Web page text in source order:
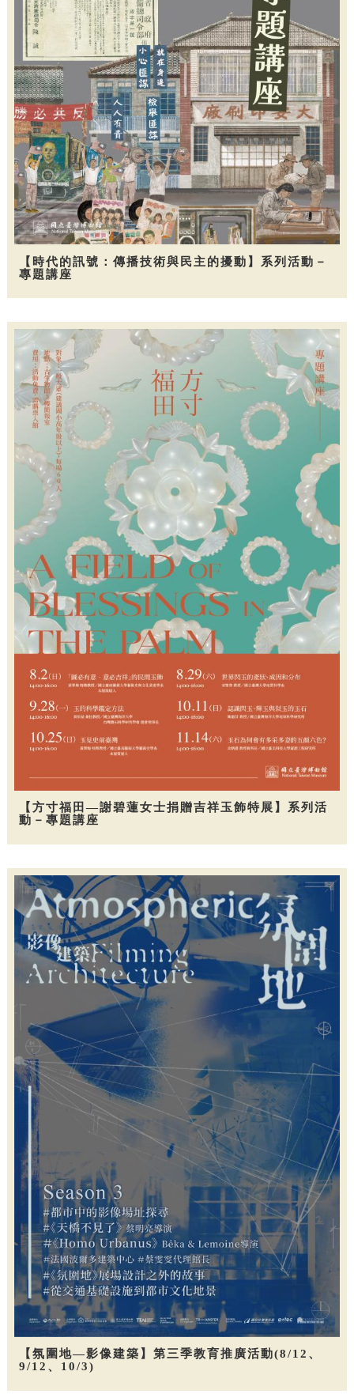
【時代的訊號：傳播技術與民主的擾動】系列活動－
專題講座
【方寸福田—謝碧蓮女士捐贈吉祥玉飾特展】系列活
動－專題講座
【氛圍地—影像建築】第三季教育推廣活動(8/12、
9/12、10/3)